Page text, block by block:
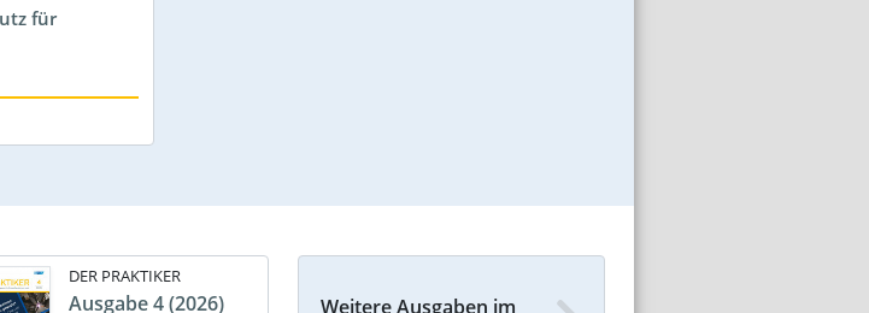
für
DER PRAKTIKER
Ausgabe 4 (2026)
Weitere Ausgaben im